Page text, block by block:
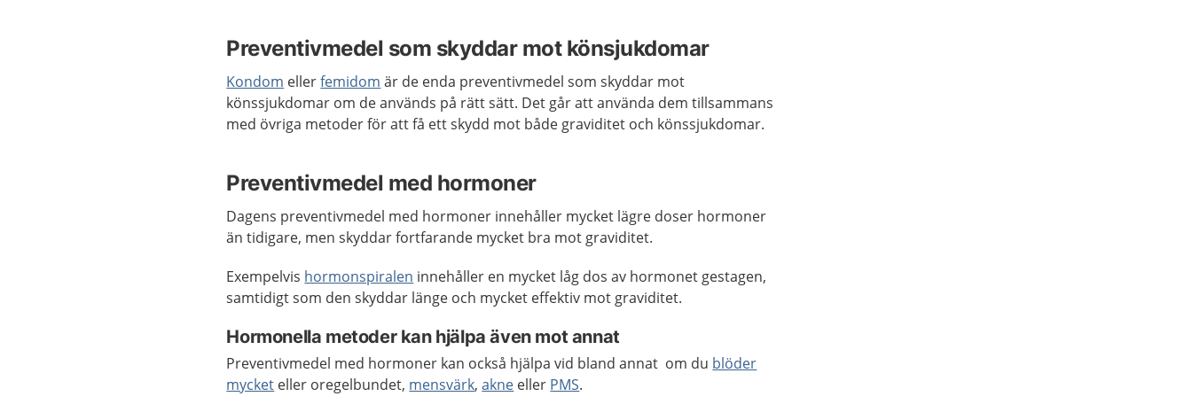
Preventivmedel som skyddar mot könsjukdomar
Kondom ellerfemidom är de enda preventivmedel som skyddar mot
könssjukdomar om de används på rätt sätt. Det går att använda dem tillsammans
med övriga metoder för att få ett skydd mot både graviditet och könssjukdomar.
Preventivmedel med hormoner
Dagens preventivmedel med hormoner innehåller mycket lägre doser hormoner
än tidigare, men skyddar fortfarande mycket bra mot graviditet.
Exempelvis hormonspiralen innehåller en mycket låg dos av hormonet gestagen,
samtidigt som den skyddar länge och mycket effektiv mot graviditet.
Hormonella metoder kan hjälpa även mot annat
Preventivmedel med hormoner kan också hjälpa vid bland annat om du blöder
mycket eller oregelbundet, mensvärk,akne eller PMS.